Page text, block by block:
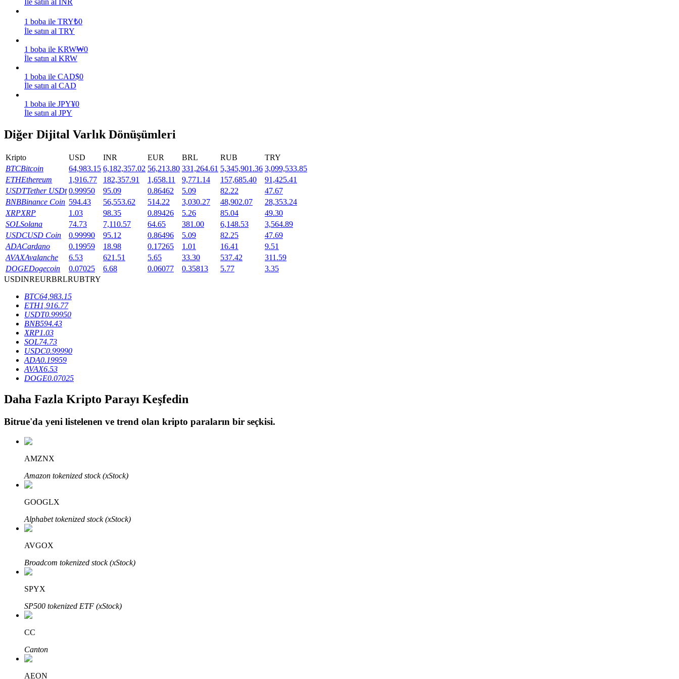
Günlük rekabetçi ödüller kazanın
Staking
Yüksek getiri ve anında erişim
Launchpool
Popüler token'lar kazanmak için esnek staking
BTR Kilitleme
BTR sahiplerine özel yatırımlar
Krediler
1 boba ile TRY₺0
İle satın al TRY
1 boba ile KRW₩0
İle satın al KRW
1 boba ile CAD$0
İle satın al CAD
1 boba ile JPY¥0
İle satın al JPY
Diğer Dijital Varlık Dönüşümleri
Kripto USD INR EUR BRL RUB
TRY
BTCBitcoin 64,983.15 6,182,357.02 56,213.80 331,264.61 5,345,901.36 3,099,533.85
ETHEthereum 1,916.77 182,357.91 1,658.11 9,771.14 157,685.40
91,425.41
USDTTether USDt 0.99950 95.09 0.86462 5.09 82.22
47.67
BNBBinance Coin 594.43 56,553.62 514.22 3,030.27 48,902.07
28,353.24
XRPXRP 1.03 98.35 0.89426 5.26 85.04
49.30
SOLSolana 74.73 7,110.57 64.65 381.00 6,148.53
3,564.89
USDCUSD Coin 0.99990 95.12 0.86496 5.09 82.25
47.69
ADACardano 0.19959 18.98 0.17265 1.01 16.41
9.51
AVAXAvalanche 6.53 621.51 5.65 33.30 537.42
311.59
DOGEDogecoin 0.07025 6.68 0.06077 0.35813 5.77
3.35
USDINREURBRLRUBTRY
BTC64,983.15
ETH1,916.77
USDT0.99950
BNB594.43
XRP1.03
SOL74.73
USDC0.99990
ADA0.19959
AVAX6.53
DOGE0.07025
Daha Fazla Kripto Parayı Keşfedin
Bitrue'da yeni listelenen ve trend olan kripto paraların bir seçkisi.
AMZNX
Amazon tokenized stock (xStock)
GOOGLX
Alphabet tokenized stock (xStock)
AVGOX
Broadcom tokenized stock (xStock)
SPYX
SP500 tokenized ETF (xStock)
CC
Canton
AEON